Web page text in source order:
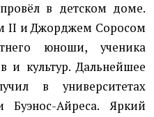
в детском доме.
ІІ и Джорджем Соросом
юноши, ученика
и культур. Дальнейшее
в университетах
Буэнос-Айреса. Яркий